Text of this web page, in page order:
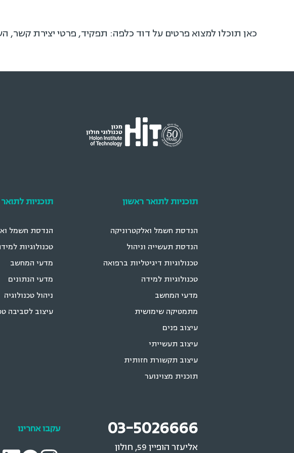
כאן תוכלו למצוא פרטים על דוד כלפה: תפקיד, פרטי יצירת קשר,
תוכניות לתואר ראשון
הנדסת חשמל ואלקטרוניקה
הנדסת תעשייה וניהול
טכנולוגיות דיגיטליות ברפואה
טכנולוגיות למידה
מדעי המחשב
מתמטיקה שימושית
עיצוב פנים
עיצוב תעשייתי
עיצוב תקשורת חזותית
תוכנית מצוינוער
תוכניות
הנדסת חשמל
טכנולוגיות
מדעי המחשב
מדעי הנתונים
ניהול טכנולוגיה
עיצוב לסביבה
03-5026666
אליעזר הופיין 59, חולון
עקבו אחרינו